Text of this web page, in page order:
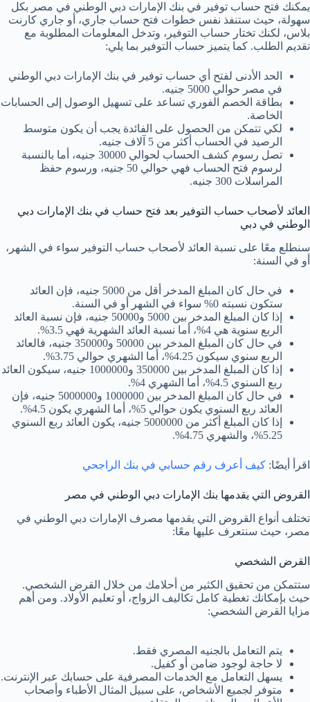
يمكنك فتح حساب توفير في بنك الإمارات دبي الوطني في مصر بكل
سهولة، حيث ستنفذ نفس خطوات فتح حساب جاري، أو جاري كارنت
بلاس، لكنك تختار حساب التوفير، وتدخل المعلومات المطلوبة مع
تقديم الطلب. كما يتميز حساب التوفير بما يلي:
الحد الأدنى لفتح أي حساب توفير في بنك الإمارات دبي الوطني
في مصر حوالي 5000 جنيه.
بطاقة الخصم الفوري تساعد على تسهيل الوصول إلى الحسابات
الخاصة.
لكي تتمكن من الحصول على الفائدة يجب أن يكون متوسط
الرصيد في الحساب أكثر من 5 آلاف جنيه.
تصل رسوم كشف الحساب لحوالي 30000 جنيه، أما بالنسبة
لرسوم فتح الحساب فهي حوالي 50 جنيه، ورسوم حفظ
المراسلات 300 جنيه.
العائد لأصحاب حساب التوفير بعد فتح حساب في بنك الإمارات دبي
الوطني في دبي
سنطلع معًا على نسبة العائد لأصحاب حساب التوفير سواء في الشهر،
أو في السنة:
في حال كان المبلغ المدخر أقل من 5000 جنيه، فإن العائد
ستكون نسبته 0% سواء في الشهر أو في السنة.
إذا كان المبلغ المدخر بين 5000 و50000 جنيه، فإن نسبة العائد
الربع سنوية هي 4%، أما نسبة العائد الشهرية فهي 3.5%.
في حال كان المبلغ المدخر بين 50000 و350000 جنيه، فالعائد
الربع سنوي سيكون 4.25%، أما الشهري حوالي 3.75%.
إذا كان المبلغ المدخر بين 350000 و1000000 جنيه، سيكون العائد
ربع السنوي 4.5%، أما الشهري 4%.
في حال كان المبلغ المدخر بين 1000000 و5000000 جنيه، فإن
العائد ربع السنوي يكون حوالي 5%، أما الشهري يكون 4.5%.
إذا كان المبلغ أكثر من 5000000 جنيه، يكون العائد ربع السنوي
5.25%، والشهري 4.75%.
اقرأ أيضًا: كيف أعرف رقم حسابي في بنك الراجحي
القروض التي يقدمها بنك الإمارات دبي الوطني في مصر
تختلف أنواع القروض التي يقدمها مصرف الإمارات دبي الوطني في
مصر، حيث سنتعرف عليها معًا:
القرض الشخصي
ستتمكن من تحقيق الكثير من أحلامك من خلال القرض الشخصي.
حيث بإمكانك تغطية كامل تكاليف الزواج، أو تعليم الأولاد. ومن أهم
مزايا القرض الشخصي:
يتم التعامل بالجنيه المصري فقط.
لا حاجة لوجود ضامن أو كفيل.
يسهل التعامل مع الخدمات المصرفية على حسابك عبر الإنترنت.
متوفر لجميع الأشخاص، على سبيل المثال الأطباء وأصحاب